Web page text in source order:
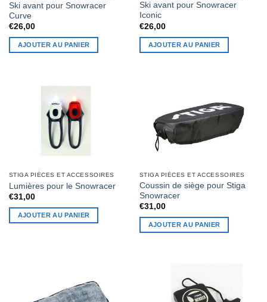
Ski avant pour Snowracer
Curve
€26,00
AJOUTER AU PANIER
Ski avant pour Snowracer
Iconic
€26,00
AJOUTER AU PANIER
STIGA PIÈCES ET ACCESSOIRES
Lumières pour le Snowracer
€31,00
AJOUTER AU PANIER
STIGA PIÈCES ET ACCESSOIRES
Coussin de siège pour Stiga
Snowracer
€31,00
AJOUTER AU PANIER